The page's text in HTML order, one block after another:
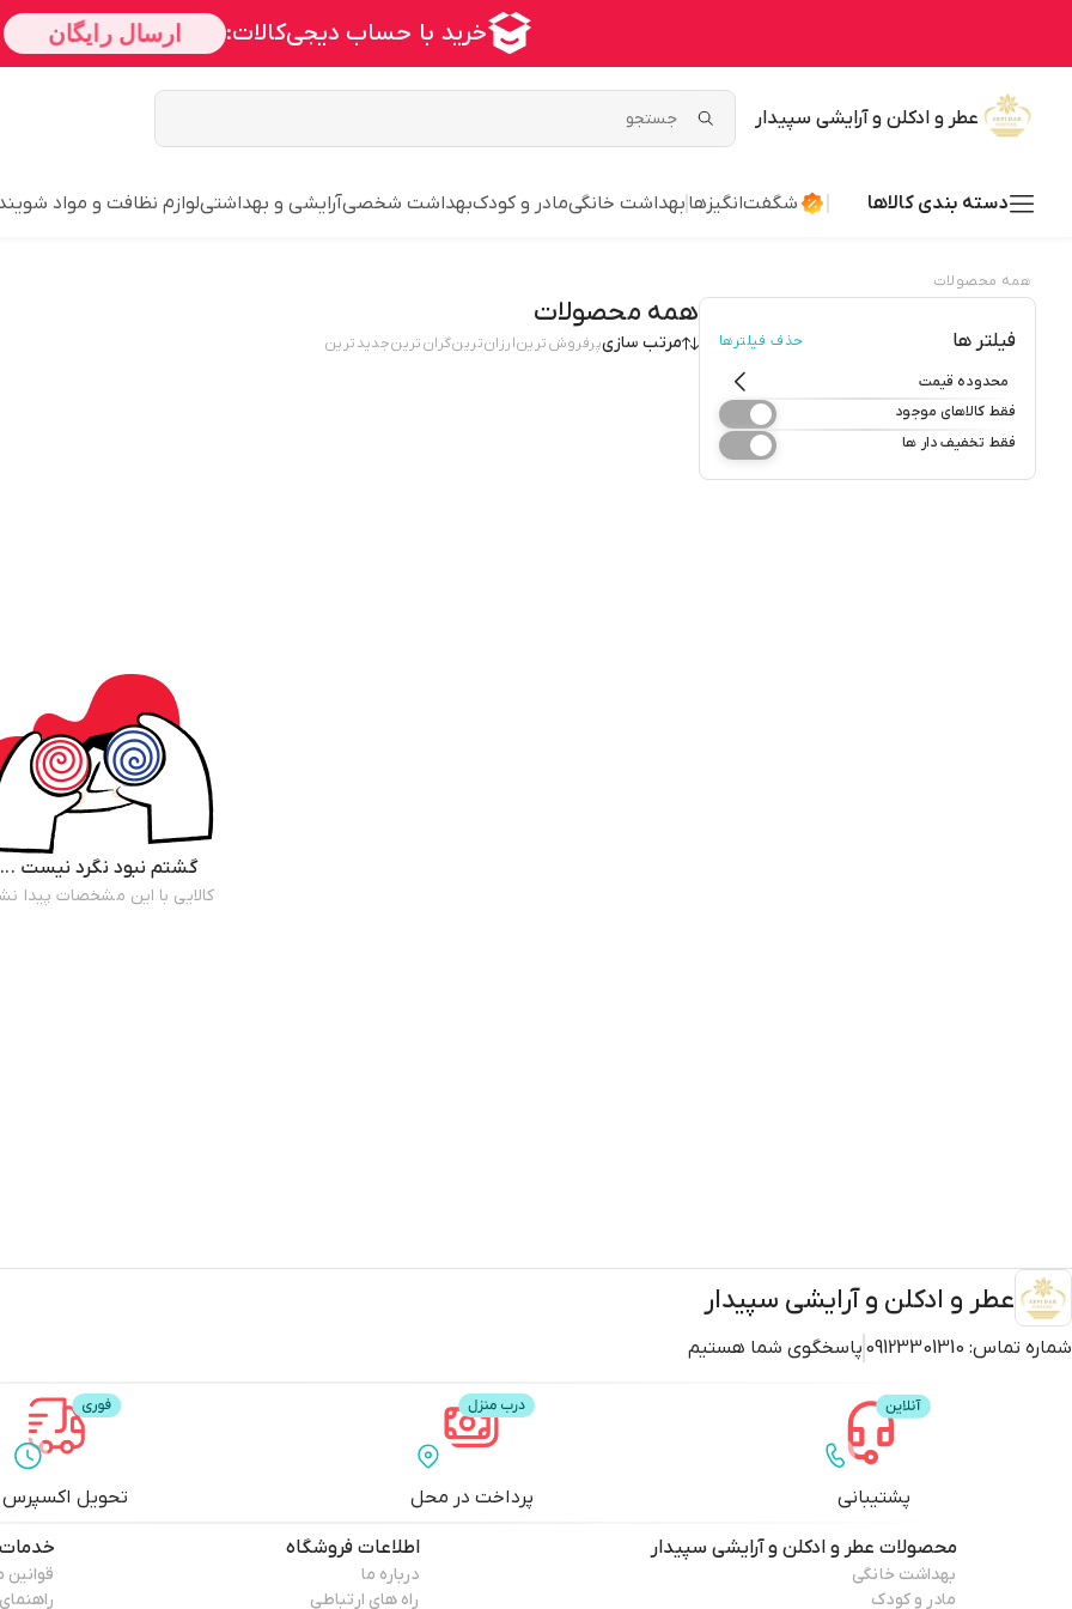
عطر و ادکلن و آرایشی سپیدار
دسته بندی کالاها شگفت‌انگیزها بهداشت خانگیمادر و کودکبهداشت شخصیآرایشی و بهداشتیلوازم نظافت و مواد
همه محصولات
فیلتر ها حذف فیلترها
محدوده قیمت
فقط کالاهای موجود
فقط تخفیف دار ها
همه محصولات
مرتب سازیپرفروش‌ترینارزان‌ترینگران‌ترینجدید‌ترین
گشتم نبود نگرد نیست ...
کالایی با این مشخصات پیدا
عطر و ادکلن و آرایشی سپیدار
شماره تماس: 09123301310 پاسخگوی شما هستیم
پشتیبانی پرداخت در محل تحویل اکسپرس
محصولات عطر و ادکلن و آرایشی سپیدار
بهداشت خانگی
مادر و کودک
اطلاعات فروشگاه
درباره ما
راه های ارتباطی